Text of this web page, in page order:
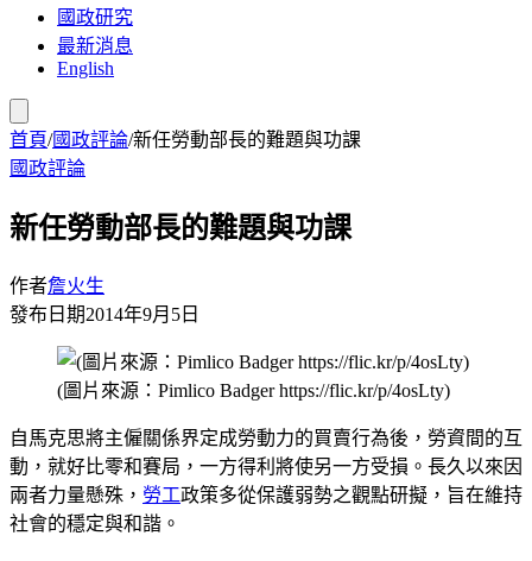
國政研究
最新消息
English
首頁/國政評論/新任勞動部長的難題與功課
國政評論
新任勞動部長的難題與功課
作者詹火生
發布日期2014年9月5日
(圖片來源：Pimlico Badger https://flic.kr/p/4osLty)
自馬克思將主僱關係界定成勞動力的買賣行為後，勞資間的互
動，就好比零和賽局，一方得利將使另一方受損。長久以來因
兩者力量懸殊， 勞工政策多從保護弱勢之觀點研擬，旨在維持
社會的穩定與和諧。